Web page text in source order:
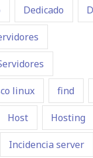
Dedicado
linux find
Host Hosting
Incidencia server